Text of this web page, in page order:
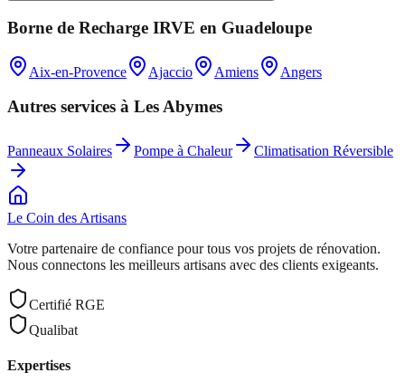
Borne de Recharge IRVE en Guadeloupe
Aix-en-Provence Ajaccio Amiens Angers
Autres services à Les Abymes
Panneaux Solaires Pompe à Chaleur Climatisation Réversible
Le Coin des Artisans
Votre partenaire de confiance pour tous vos projets de rénovation.
Nous connectons les meilleurs artisans avec des clients exigeants.
Certifié RGE
Qualibat
Expertises